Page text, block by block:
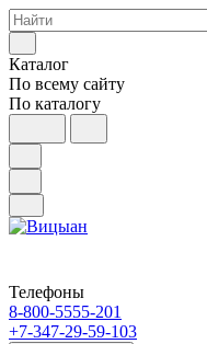
Каталог
По всему сайту
По каталогу
Телефоны
8-800-5555-201
+7-347-29-59-103